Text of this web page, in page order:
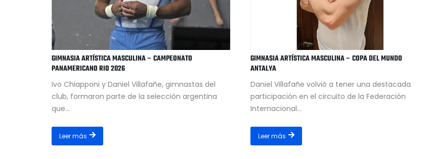
GIMNASIA ARTÍSTICA MASCULINA – CAMPEONATO
PANAMERICANO RIO 2026
Ivo Chiapponi y Daniel Villafañe, gimnastas del
club, formaron parte de la selección argentina
que...
Leer más
GIMNASIA ARTÍSTICA MASCULINA – COPA DEL MUNDO
ANTALYA
Daniel Villafañe volvió a tener una destacada
participación en el circuito de la Federación
Internacional...
Leer más